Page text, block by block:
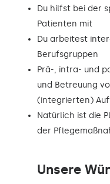
Du hilfst bei der
Patienten mit
Du arbeitest
Berufsgruppen
Prä-, intra- und
und Betreuung
(integrierten)
Natürlich ist die
der
Unsere